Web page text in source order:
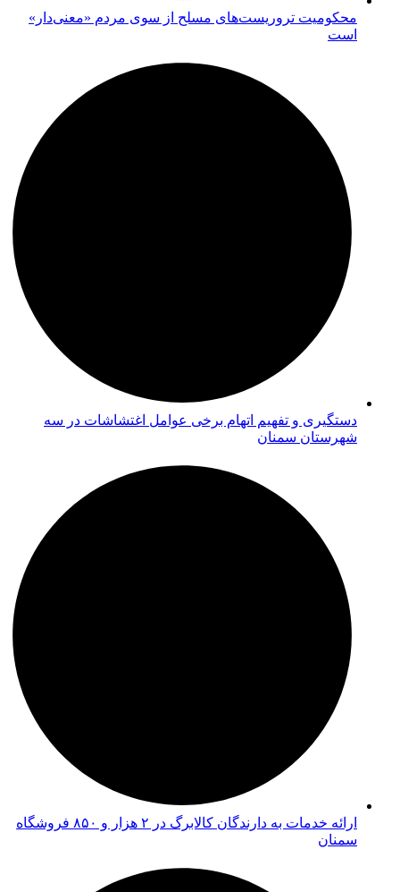
محکومیت تروریست‌های مسلح از سوی مردم «معنی‌دار»
است
دستگیری و تفهیم اتهام برخی عوامل اغتشاشات در سه
شهرستان سمنان
ارائه خدمات به دارندگان کالابرگ در ۲ هزار و ۸۵۰ فروشگاه
سمنان